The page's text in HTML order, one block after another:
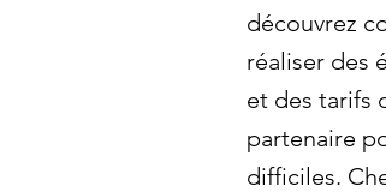
découvrez
réaliser des
et des tarifs
partenaire
difficiles.